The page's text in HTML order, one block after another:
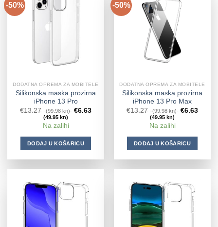
-50%
DODATNA OPREMA ZA MOBITELE
Silikonska maska prozirna
iPhone 13 Pro
€13.27 (99.98 kn) €6.63
(49.95 kn)
Na zalihi
DODAJ U KOŠARICU
-50%
DODATNA OPREMA ZA MOBITELE
Silikonska maska prozirna
iPhone 13 Pro Max
€13.27 (99.98 kn) €6.63
(49.95 kn)
Na zalihi
DODAJ U KOŠARICU